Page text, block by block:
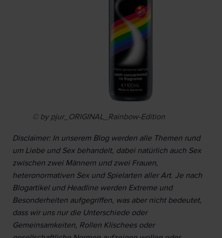
© by pjur_ORIGINAL_Rainbow-Edition
Disclaimer: In unserem Blog werden alle Themen rund
um Liebe und Sex behandelt, dabei natürlich auch Sex
zwischen zwei Männern und zwei Frauen,
heteronormativen Sex und Spielarten aller Art. Je nach
Blogartikel und Headline werden Extreme und
Besonderheiten aufgegriffen, was aber nicht bedeutet,
dass wir uns nur die Unterschiede oder
Gemeinsamkeiten, Rollen Klischees oder